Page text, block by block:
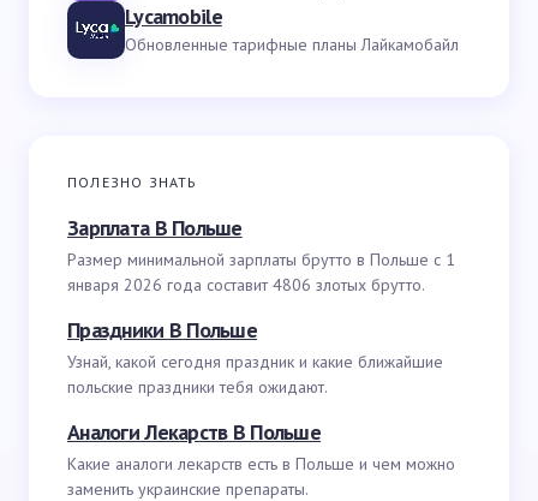
Lycamobile
Обновленные тарифные планы Лайкамобайл
ПОЛЕЗНО ЗНАТЬ
Зарплата В Польше
Размер минимальной зарплаты брутто в Польше с 1
января 2026 года составит 4806 злотых брутто.
Праздники В Польше
Узнай, какой сегодня праздник и какие ближайшие
польские праздники тебя ожидают.
Аналоги Лекарств В Польше
Какие аналоги лекарств есть в Польше и чем можно
заменить украинские препараты.